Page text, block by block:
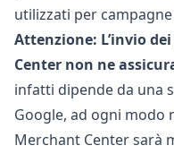
utilizzati per
Attenzione: L’invio
Center non ne
infatti dipende da una
Google, ad ogni modo
Merchant Center sarà